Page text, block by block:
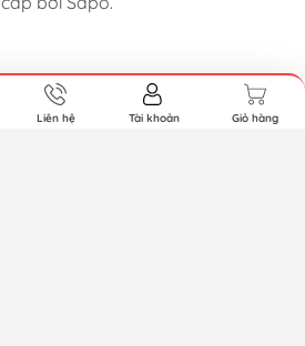
Liên hệ Tài khoản Giỏ hàng